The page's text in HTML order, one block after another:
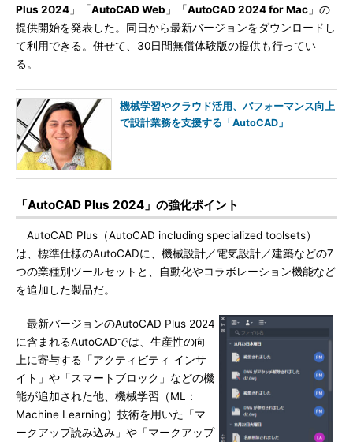
Plus 2024 」「AutoCAD Web 」「AutoCAD 2024 for Mac 」の
提供開始を発表した。同日から最新バージョンをダウンロードし
て利用できる。併せて、30日間無償体験版の提供も行ってい
る。
機械学習やクラウド活用、パフォーマンス向上
で設計業務を支援する「AutoCAD」
「AutoCAD Plus 2024」の強化ポイント
AutoCAD Plus（AutoCAD including specialized toolsets）
は、標準仕様のAutoCADに、機械設計／電気設計／建築などの7
つの業種別ツールセットと、自動化やコラボレーション機能など
を追加した製品だ。
最新バージョンのAutoCAD Plus 2024
に含まれるAutoCADでは、生産性の向
上に寄与する「アクティビティ インサ
イト」や「スマートブロック」などの機
能が追加された他、機械学習（ML：
Machine Learning）技術を用いた「マ
ークアップ読み込み」や「マークアップ